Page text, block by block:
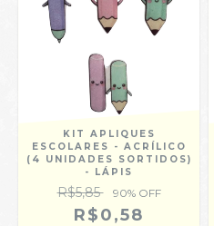
KIT APLIQUES
ESCOLARES - ACRÍLICO
(4 UNIDADES SORTIDOS)
- LÁPIS
R$5,85 90% OFF
R$0,58